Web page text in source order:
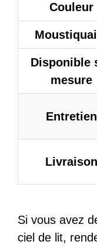
Couleur
Disponible
mesure
Entretien
Livraison
Si vous avez
ciel de lit,